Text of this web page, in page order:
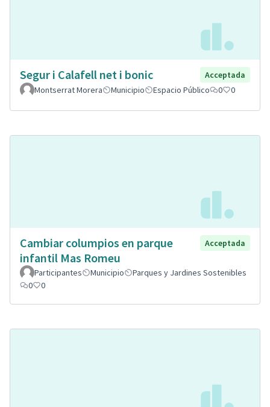
Segur i Calafell net i bonic
Acceptada
Montserrat Morera
Municipio Espacio Público 0 0
Cambiar columpios en parque
infantil Mas Romeu
Acceptada
Participantes Municipio
Parques y Jardines Sostenibles
0
0